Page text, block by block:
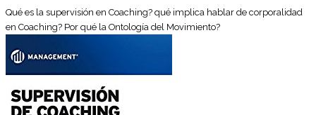
Qué es la supervisión en Coaching? qué implica hablar de corporalidad
en Coaching? Por qué la Ontología del Movimiento?